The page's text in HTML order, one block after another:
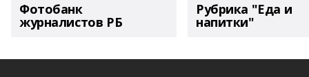
Фотобанк
журналистов РБ
Рубрика "Еда и
напитки"